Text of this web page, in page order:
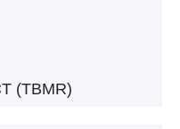
(TBMR)